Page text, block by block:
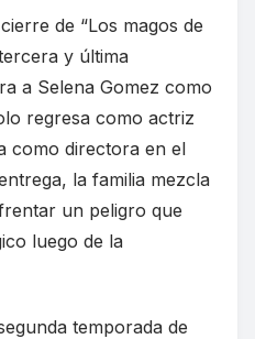
de “Los magos de
y última
a Selena Gomez como
regresa como actriz
como directora en el
la familia mezcla
un peligro que
luego de la
temporada de